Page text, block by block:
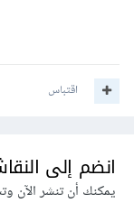
اقتباس
انضم إلى
يمكنك أن تنشر الآن